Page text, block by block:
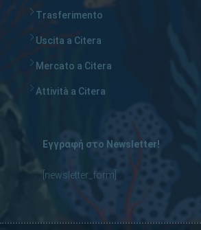
Trasferimento
Uscita a Citera
Mercato a Citera
Attività a Citera
Εγγραφή στο Newsletter!
[newsletter_form]